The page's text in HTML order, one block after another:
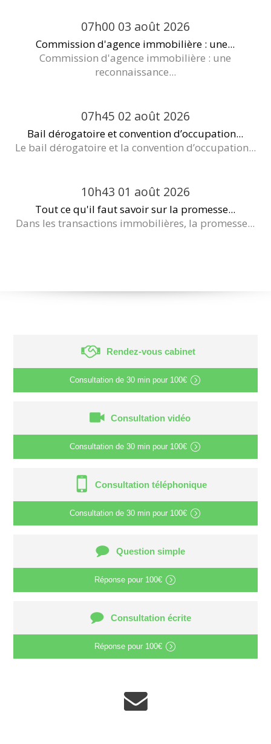
07h00 03 août 2026
Commission d'agence immobilière : une...
Commission d'agence immobilière : une
reconnaissance...
07h45 02 août 2026
Bail dérogatoire et convention d’occupation...
Le bail dérogatoire et la convention d’occupation...
10h43 01 août 2026
Tout ce qu'il faut savoir sur la promesse...
Dans les transactions immobilières, la promesse...
Rendez-vous cabinet
Consultation de 30 min pour 100€
Consultation vidéo
Consultation de 30 min pour 100€
Consultation téléphonique
Consultation de 30 min pour 100€
Question simple
Réponse pour 100€
Consultation écrite
Réponse pour 100€